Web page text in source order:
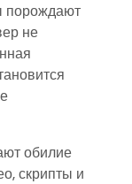
порождают
не
обилие
скрипты и